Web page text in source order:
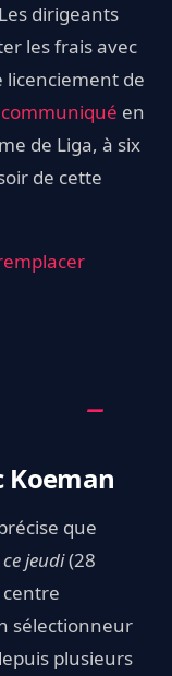
dirigeants
les frais avec
licenciement de
communiqué en
de Liga, à six
de cette
Koeman
que
jeudi(28
centre
sélectionneur
plusieurs